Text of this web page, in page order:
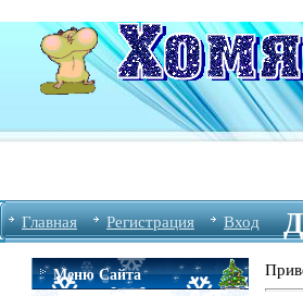
Главная Регистрация Вход
Меню Сайта